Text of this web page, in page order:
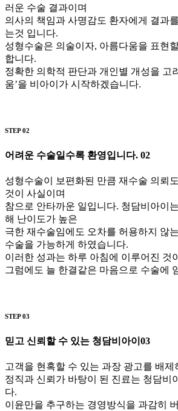
러운 수술 결과이며
의사의 책임과 사명감도 환자에게 결과
는것 입니다.
성형수술은 의술이자, 아름다움을 표현
합니다.
정확한 의학적 판단과 개인별 개성을 고
움’을 비아이가 시작하겠습니다.
STEP 02
어려운 수술일수록 환영입니다. 02
성형수술이 보편화된 만큼 재수술 의뢰
것이 사실이며
참으로 안타까운 일입니다. 청담비아이
해 난이도가 높은
극한 재수술임에도 오차를 허용하지 않
수술을 가능하게 하였습니다.
이러한 성과는 하루 아침에 이루어진 것
그럼에도 늘 한결같은 마음으로 수술에
STEP 03
믿고 신뢰할 수 있는 청담비아이 03
고객을 현혹할 수 있는 과장 광고를 배제
정직과 신뢰가 바탕이 된 진료는 청담비
다.
이윤만을 추구하는 경영방식을 과감히